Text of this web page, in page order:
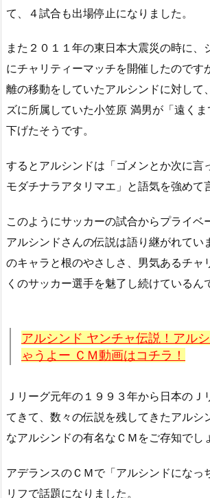
て、４試合も出場停止になりました。
また２０１１年の東日本大震災の時に、
にチャリティーマッチを開催したのです
離の移動をしていたアルシンドに対して
ズに所属していた小笠原 満男が「遠く
下げたそうです。
するとアルシンドは「ゴメンとか次に言
モダチナラアタリマエ」と語気を強めて
このようにサッカーの試合からプライベ
アルシンドさんの伝説は語り継がれてい
のキャラと根のやさしさ、男気あるチャ
くのサッカー選手を魅了し続けているん
アルシンド ヤンチャ伝説！アル
ゃうよー ＣＭ動画はコチラ！
Ｊリーグ元年の１９９３年から日本のＪ
てきて、数々の伝説を残してきたアルシ
なアルシンドの有名なＣＭをご存知でし
アデランスのＣＭで「アルシンドになっ
リフで話題になりました。